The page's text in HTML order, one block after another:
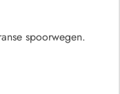
spoorwegen.